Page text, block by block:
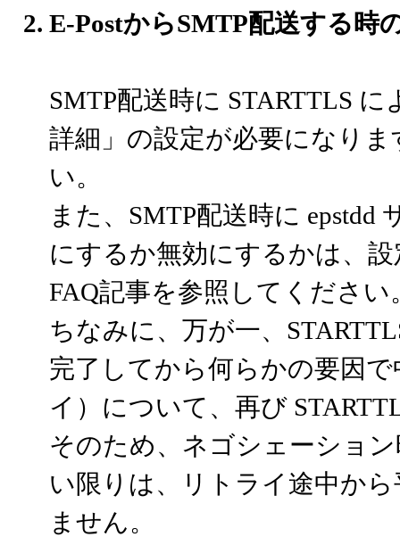
E-PostからSMTP配送する時
SMTP配送時に STARTTLS
詳細」の設定が必要になり
い。
また、SMTP配送時に epstdd
にするか無効にするかは、
FAQ記事を参照してください
ちなみに、万が一、
完了してから何らかの要因
イ）について、再び
そのため、ネゴシェーショ
い限りは、リトライ途中か
ません。